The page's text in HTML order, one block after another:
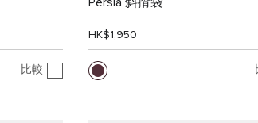
比較
HK$1,950